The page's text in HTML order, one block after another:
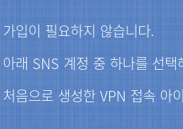
가입이 필요하지 않습니다.
아래 SNS 계정 중 하나를 선택
처음으로 생성한 VPN 접속 아